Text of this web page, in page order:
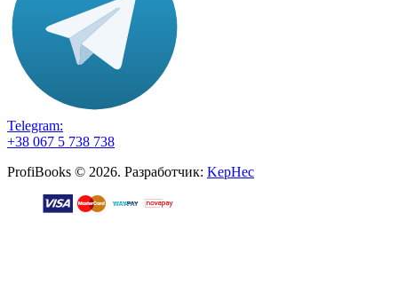
Telegram:
+38 067 5 738 738
ProfiBooks © 2026. Разработчик: KepHec